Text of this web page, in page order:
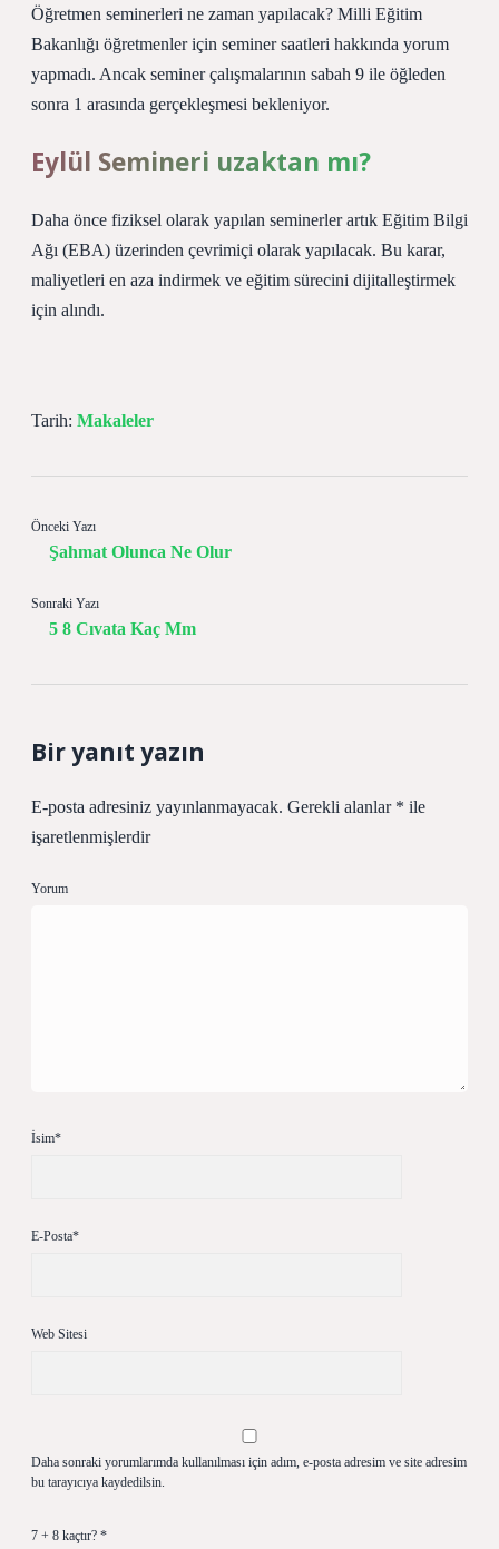
Öğretmen seminerleri ne zaman yapılacak? Milli Eğitim
Bakanlığı öğretmenler için seminer saatleri hakkında yorum
yapmadı. Ancak seminer çalışmalarının sabah 9 ile öğleden
sonra 1 arasında gerçekleşmesi bekleniyor.
Eylül Semineri uzaktan mı?
Daha önce fiziksel olarak yapılan seminerler artık Eğitim Bilgi
Ağı (EBA) üzerinden çevrimiçi olarak yapılacak. Bu karar,
maliyetleri en aza indirmek ve eğitim sürecini dijitalleştirmek
için alındı.
Tarih: Makaleler
Önceki Yazı
Şahmat Olunca Ne Olur
Sonraki Yazı
5 8 Cıvata Kaç Mm
Bir yanıt yazın
E-posta adresiniz yayınlanmayacak. Gerekli alanlar * ile
işaretlenmişlerdir
Yorum
İsim*
E-Posta*
Web Sitesi
Daha sonraki yorumlarımda kullanılması için adım, e-posta adresim ve site adresim
bu tarayıcıya kaydedilsin.
7 + 8 kaçtır? *